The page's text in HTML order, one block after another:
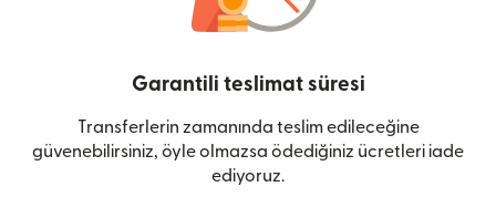
Garantili teslimat süresi
Transferlerin zamanında teslim edileceğine
güvenebilirsiniz, öyle olmazsa ödediğiniz ücretleri iade
ediyoruz.